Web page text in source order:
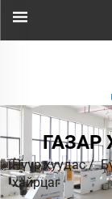
ГАЗАР
Нүүр хуудас/
хайрцаг